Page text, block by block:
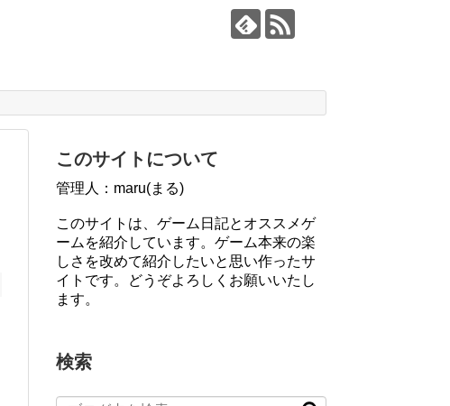
このサイトについて
管理人：maru(まる)
このサイトは、ゲーム日記とオススメゲ
ームを紹介しています。ゲーム本来の楽
しさを改めて紹介したいと思い作ったサ
イトです。どうぞよろしくお願いいたし
ます。
検索